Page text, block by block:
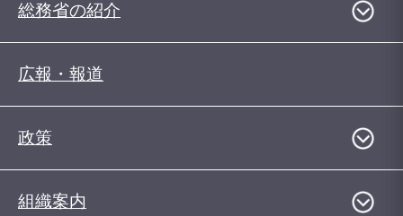
総務省の紹介
広報・報道
政策
組織案内